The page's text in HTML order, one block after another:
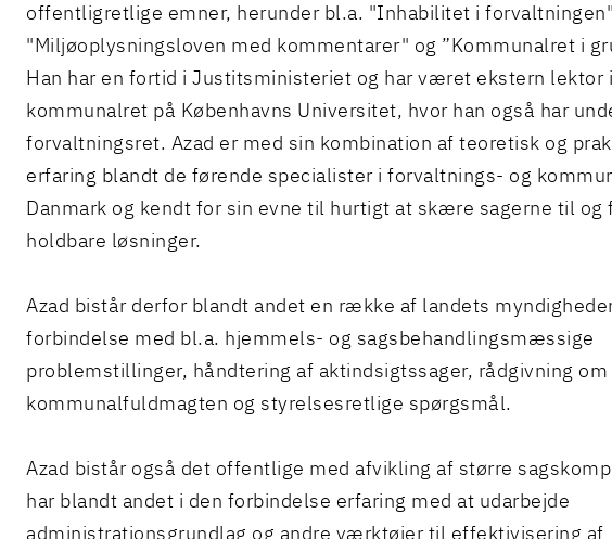
offentligretlige emner, herunder bl.a. "Inhabilitet i
"Miljøoplysningsloven med kommentarer" og ”Kommunalret i
Han har en fortid i Justitsministeriet og har været ekstern lektor i
kommunalret på Københavns Universitet, hvor han også har
forvaltningsret. Azad er med sin kombination af teoretisk og
erfaring blandt de førende specialister i forvaltnings- og
Danmark og kendt for sin evne til hurtigt at skære sagerne til og
holdbare løsninger.
Azad bistår derfor blandt andet en række af landets
forbindelse med bl.a. hjemmels- og sagsbehandlingsmæssige
problemstillinger, håndtering af aktindsigtssager, rådgivning om
kommunalfuldmagten og styrelsesretlige spørgsmål.
Azad bistår også det offentlige med afvikling af større
har blandt andet i den forbindelse erfaring med at udarbejde